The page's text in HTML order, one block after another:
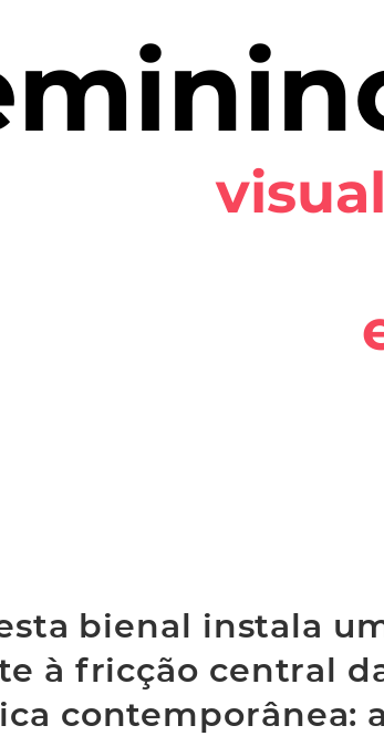
bienal instala
à fricção central
contemporânea: